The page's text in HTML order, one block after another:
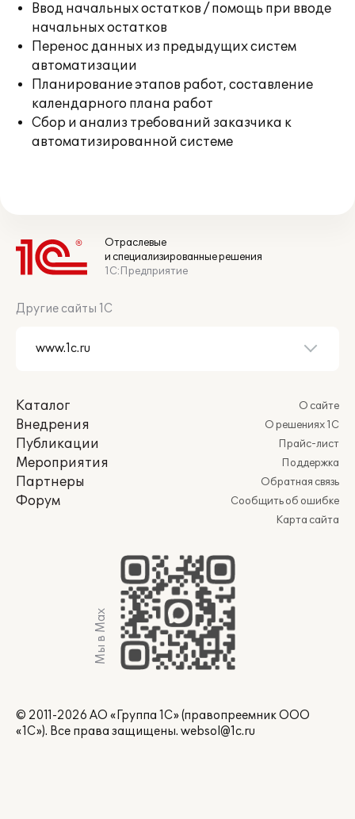
Ввод начальных остатков / помощь при вводе
начальных остатков
Перенос данных из предыдущих систем
автоматизации
Планирование этапов работ, составление
календарного плана работ
Сбор и анализ требований заказчика к
автоматизированной системе
Отраслевые
и специализированные решения
1С:Предприятие
Другие сайты 1С
Каталог
Внедрения
Публикации
Мероприятия
Партнеры
Форум
О сайте
О решениях 1С
Прайс-лист
Поддержка
Обратная связь
Сообщить об ошибке
Карта сайта
Мы в Max
© 2011-2026 АО «Группа 1С» (правопреемник ООО
«1С»). Все права защищены. websol@1c.ru